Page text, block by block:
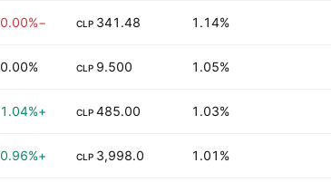
1.14%
341.48
CLP
−0.00%
1.05%
9.500
CLP
0.00%
1.03%
485.00
CLP
+1.04%
1.01%
3,998.0
CLP
+0.96%